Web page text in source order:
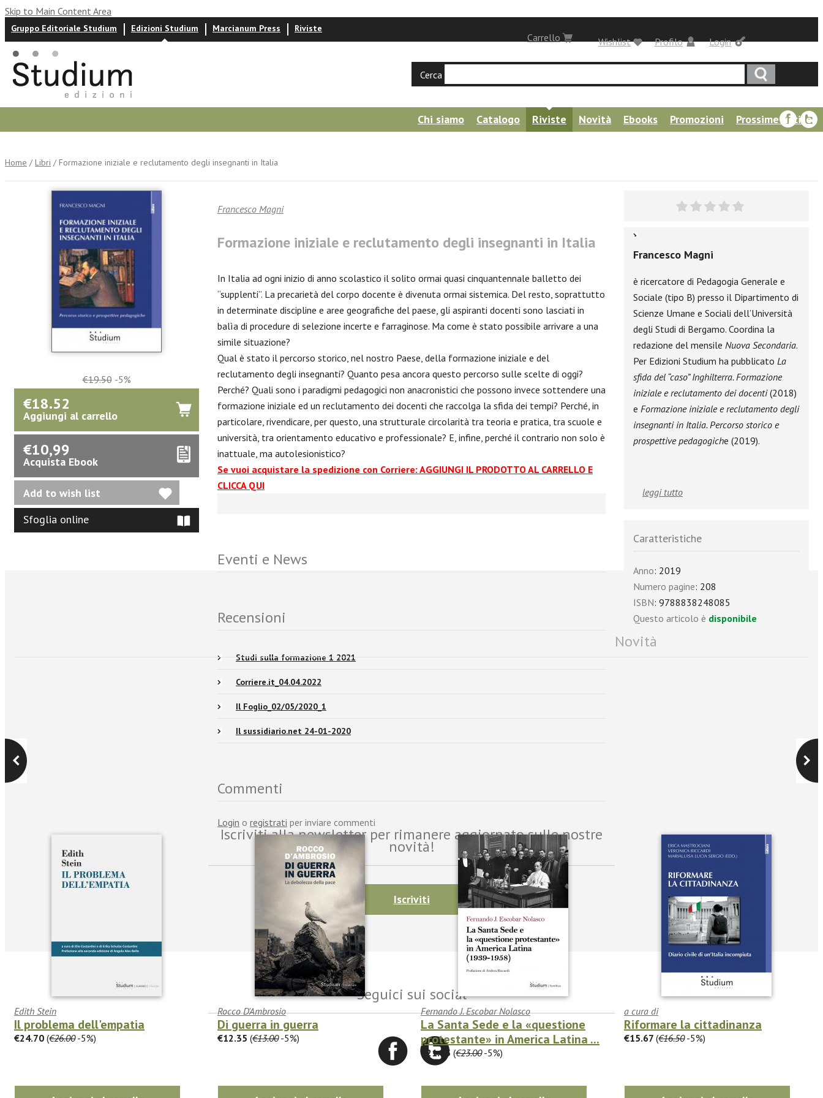
Skip to Main Content Area
Login
Carrello
Gruppo Editoriale Studium Edizioni Studium Marcianum Press Riviste
Profilo
Wishlist
Cerca
Chi siamo Catalogo Riviste Novità Ebooks Promozioni
Prossime uscite
Home / Libri / Formazione iniziale e reclutamento degli insegnanti in Italia
€19.50-5%
€18.52
Aggiungi al carrello
€10,99
Acquista Ebook
Sfoglia online
Francesco Magni
Formazione iniziale e reclutamento degli insegnanti in Italia
In Italia ad ogni inizio di anno scolastico il solito ormai quasi cinquantennale balletto dei
“supplenti”. La precarietà del corpo docente è divenuta ormai sistemica. Del resto, soprattutto
in determinate discipline e aree geografiche del paese, gli aspiranti docenti sono lasciati in
balìa di procedure di selezione incerte e farraginose. Ma come è stato possibile arrivare a una
simile situazione?
Qual è stato il percorso storico, nel nostro Paese, della formazione iniziale e del
reclutamento degli insegnanti? Quanto pesa ancora questo percorso sulle scelte di oggi?
Perché? Quali sono i paradigmi pedagogici non anacronistici che possono invece sottendere una
formazione iniziale ed un reclutamento dei docenti che raccolga la sfida dei tempi? Perché, in
particolare, rivendicare, per questo, una strutturale circolarità tra teoria e pratica, tra scuole e
università, tra orientamento educativo e professionale? E, infine, perché il contrario non solo è
inattuale, ma autolesionistico?
Se vuoi acquistare la spedizione con Corriere: AGGIUNGI IL PRODOTTO AL CARRELLO E
CLICCA QUI
Eventi e News
Recensioni
Studi sulla formazione 1 2021
Corriere.it_04.04.2022
Il Foglio_02/05/2020_1
Il sussidiario.net 24-01-2020
Commenti
Login o registrati per inviare commenti
Francesco Magni
è ricercatore di Pedagogia Generale e
Sociale (tipo B) presso il Dipartimento di
Scienze Umane e Sociali dell’Università
degli Studi di Bergamo. Coordina la
redazione del mensile Nuova Secondaria.
Per Edizioni Studium ha pubblicato La
sfida del “caso” Inghilterra. Formazione
iniziale e reclutamento dei docenti(2018)
e Formazione iniziale e reclutamento degli
insegnanti in Italia. Percorso storico e
prospettive pedagogiche (2019).
leggi tutto
Caratteristiche
Anno: 2019
Numero pagine: 208
ISBN: 9788838248085
Questo articolo è disponibile
Novità
Edith Stein
Il problema dell'empatia
€24.70 (€26.00-5%)
Rocco D'Ambrosio
Di guerra in guerra
€12.35 (€13.00-5%)
Fernando J. Escobar Nolasco
La Santa Sede e la «questione
protestante» in America Latina ...
€21.85 (€23.00-5%)
a cura di
Riformare la cittadinanza
€15.67 (€16.50-5%)
Iscriviti alla newsletter per rimanere aggiornato sulle nostre
novità!
Iscriviti
Seguici sui social
facebook